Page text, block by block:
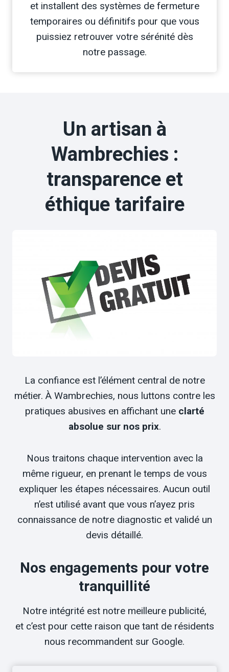
et installent des systèmes de fermeture
temporaires ou définitifs pour que vous
puissiez retrouver votre sérénité dès
notre passage.
Un artisan à
Wambrechies :
transparence et
éthique tarifaire
La confiance est l’élément central de notre
métier. À Wambrechies, nous luttons contre les
pratiques abusives en affichant une clarté
absolue sur nos prix.
Nous traitons chaque intervention avec la
même rigueur, en prenant le temps de vous
expliquer les étapes nécessaires. Aucun outil
n’est utilisé avant que vous n’ayez pris
connaissance de notre diagnostic et validé un
devis détaillé.
Nos engagements pour votre
tranquillité
Notre intégrité est notre meilleure publicité,
et c’est pour cette raison que tant de résidents
nous recommandent sur Google.